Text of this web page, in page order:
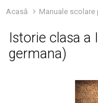
Acasă Manuale scolare
Istorie clasa a
germana)